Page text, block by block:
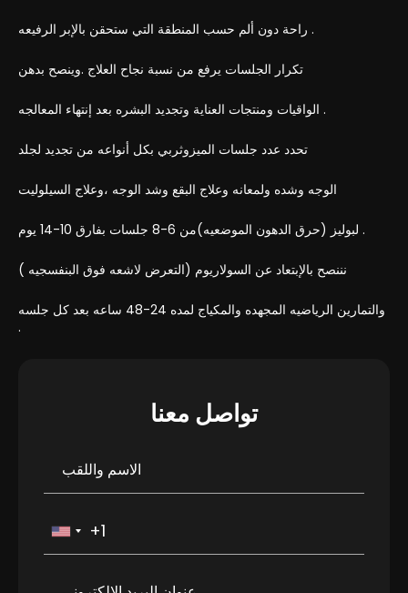
راحة دون ألم حسب المنطقة التي ستحقن بالإبر الرفيعه .
تكرار الجلسات يرفع من نسبة نجاح العلاج .وينصح بدهن
الواقيات ومنتجات العناية وتجديد البشره بعد إنتهاء المعالجه .
تحدد عدد جلسات الميزوثربي بكل أنواعه من تجديد لجلد
الوجه وشده ولمعانه وعلاج البقع وشد الوجه ،وعلاج السيلوليت
لبوليز (حرق الدهون الموضعيه)من 6-8 جلسات بفارق 10-14 يوم .
نننصح بالإبتعاد عن السولاريوم (التعرض لاشعه فوق البنفسجيه )
والتمارين الرياضيه المجهده والمكياج لمده 24-48 ساعه بعد كل جلسه
.
تواصل معنا